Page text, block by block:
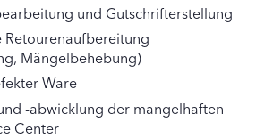
und Gutschrifterstellung
Retourenaufbereitung
Mängelbehebung)
Ware
-abwicklung der mangelhaften
Center